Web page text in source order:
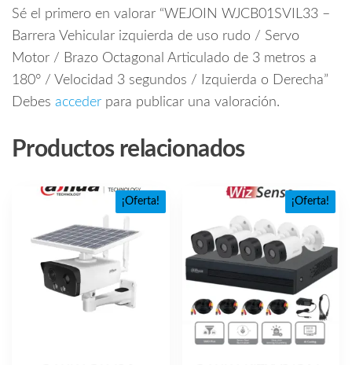
Sé el primero en valorar “WEJOIN WJCB01SVIL33 –
Barrera Vehicular izquierda de uso rudo / Servo
Motor / Brazo Octagonal Articulado de 3 metros a
180° / Velocidad 3 segundos / Izquierda o Derecha”
Debes acceder para publicar una valoración.
Productos relacionados
¡Oferta! ¡Oferta!